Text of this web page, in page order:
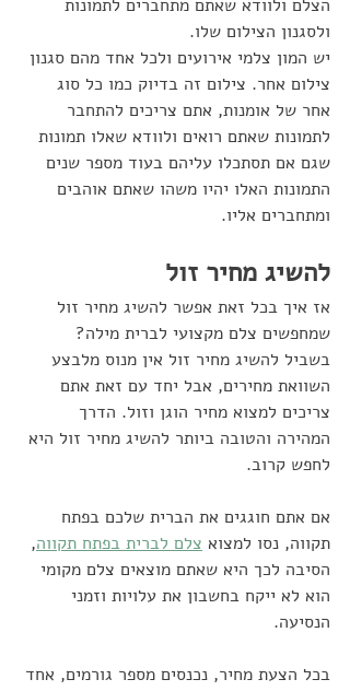
הצלם ולוודא שאתם מתחברים לתמונות
ולסגנון הצילום שלו.
יש המון צלמי אירועים ולכל אחד מהם סגנון
צילום אחר. צילום זה בדיוק כמו כל סוג
אחר של אומנות, אתם צריכים להתחבר
לתמונות שאתם רואים ולוודא שאלו תמונות
שגם אם תסתכלו עליהם בעוד מספר שנים
התמונות האלו יהיו משהו שאתם אוהבים
ומתחברים אליו.
להשיג מחיר זול
אז איך בכל זאת אפשר להשיג מחיר זול
שמחפשים צלם מקצועי לברית מילה?
בשביל להשיג מחיר זול אין מנוס מלבצע
השוואת מחירים, אבל יחד עם זאת אתם
צריכים למצוא מחיר הוגן וזול. הדרך
המהירה והטובה ביותר להשיג מחיר זול היא
לחפש קרוב.
אם אתם חוגגים את הברית שלכם בפתח
תקווה, נסו למצוא צלם לברית בפתח תקווה,
הסיבה לכך היא שאתם מוצאים צלם מקומי
הוא לא ייקח בחשבון את עלויות וזמני
הנסיעה.
בכל הצעת מחיר, נכנסים מספר גורמים, אחד